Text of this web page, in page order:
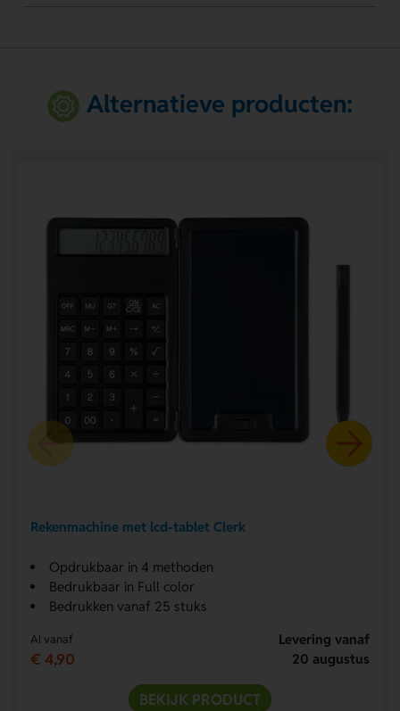
Alternatieve producten:
Rekenmachine met lcd-tablet Clerk
Opdrukbaar in 4 methoden
Bedrukbaar in Full color
Bedrukken vanaf 25 stuks
Al vanaf
€ 4,90
Levering vanaf
20 augustus
BEKIJK PRODUCT